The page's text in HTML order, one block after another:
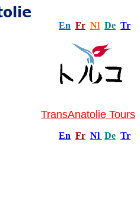
En Fr Nl De Tr
TransAnatolie Tours
En Fr Nl De Tr